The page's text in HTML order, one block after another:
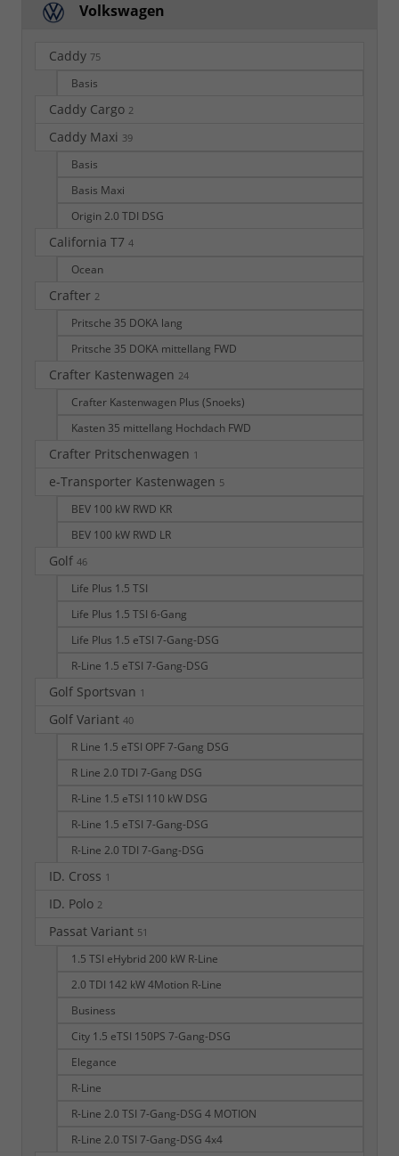
Volkswagen
Caddy 75
Basis
Caddy Cargo 2
Caddy Maxi 39
Basis
Basis Maxi
Origin 2.0 TDI DSG
California T7 4
Ocean
Crafter 2
Pritsche 35 DOKA lang
Pritsche 35 DOKA mittellang FWD
Crafter Kastenwagen 24
Crafter Kastenwagen Plus (Snoeks)
Kasten 35 mittellang Hochdach FWD
Crafter Pritschenwagen 1
e-Transporter Kastenwagen 5
BEV 100 kW RWD KR
BEV 100 kW RWD LR
Golf 46
Life Plus 1.5 TSI
Life Plus 1.5 TSI 6-Gang
Life Plus 1.5 eTSI 7-Gang-DSG
R-Line 1.5 eTSI 7-Gang-DSG
Golf Sportsvan 1
Golf Variant 40
R Line 1.5 eTSI OPF 7-Gang DSG
R Line 2.0 TDI 7-Gang DSG
R-Line 1.5 eTSI 110 kW DSG
R-Line 1.5 eTSI 7-Gang-DSG
R-Line 2.0 TDI 7-Gang-DSG
ID. Cross 1
ID. Polo 2
Passat Variant 51
1.5 TSI eHybrid 200 kW R-Line
2.0 TDI 142 kW 4Motion R-Line
Business
City 1.5 eTSI 150PS 7-Gang-DSG
Elegance
R-Line
R-Line 2.0 TSI 7-Gang-DSG 4 MOTION
R-Line 2.0 TSI 7-Gang-DSG 4x4